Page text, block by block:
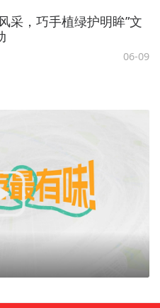
采，巧手植绿护明眸”文
06-09